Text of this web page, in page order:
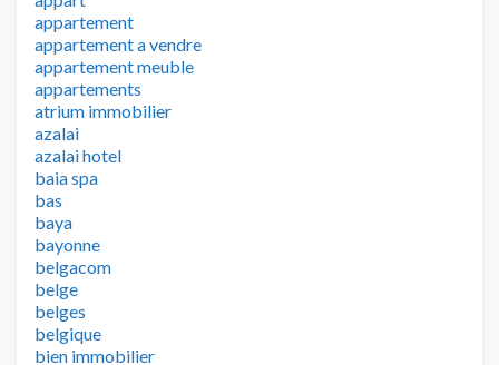
appartement
appartement a vendre
appartement meuble
appartements
atrium immobilier
azalai
azalai hotel
baia spa
bas
baya
bayonne
belgacom
belge
belges
belgique
bien immobilier